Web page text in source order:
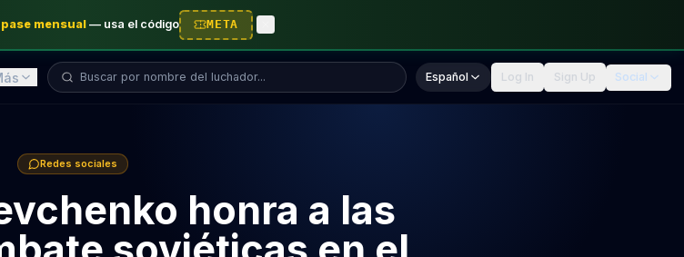
pase mensual— usa el código META
Buscar luchador... Español Log In Sign Up Social
Redes sociales
honra a las